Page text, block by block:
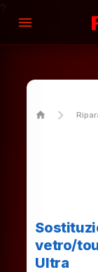
menu
home
vetro/
Ultra